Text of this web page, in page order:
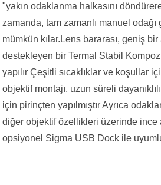
"yakın odaklanma halkasını
zamanda, tam zamanlı manuel odağı
mümkün kılar.Lens bararası, geniş bir
destekleyen bir Termal Stabil
yapılır Çeşitli sıcaklıklar ve koşullar
objektif montajı, uzun süreli
için pirinçten yapılmıştır Ayrıca
diğer objektif özellikleri üzerinde ince
opsiyonel Sigma USB Dock ile